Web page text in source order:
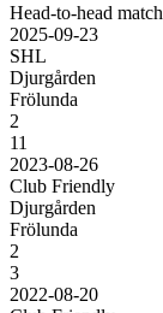
Head-to-head
2025-09-23
SHL
Djurgården
Frölunda
2
11
2023-08-26
Club Friendly
Djurgården
Frölunda
2
3
2022-08-20